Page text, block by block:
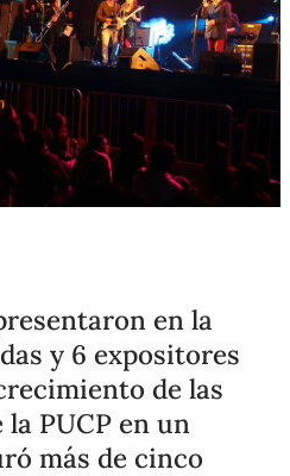
en la
y 6 expositores
de las
PUCP en un
más de cinco